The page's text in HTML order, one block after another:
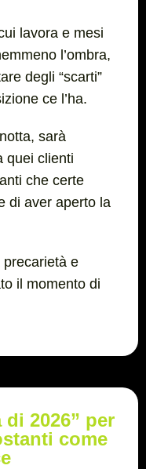
lavora e mesi
l’ombra,
degli “scarti”
ce l’ha.
sarà
quei clienti
che certe
di aver aperto la
e
il momento di
2026” per
come